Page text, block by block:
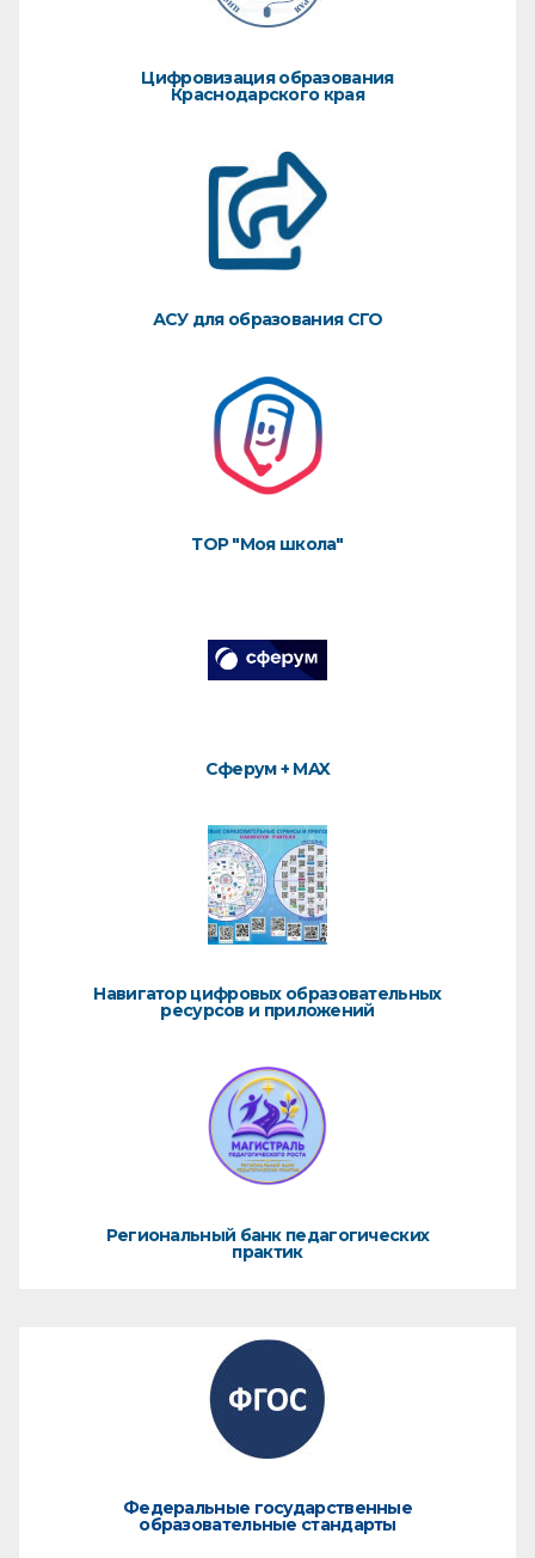
Цифровизация образования
Краснодарского края
АСУ для образования СГО
ТОР "Моя школа"
Сферум + MAX
Навигатор цифровых образовательных
ресурсов и приложений
Региональный банк педагогических
практик
Федеральные государственные
образовательные стандарты